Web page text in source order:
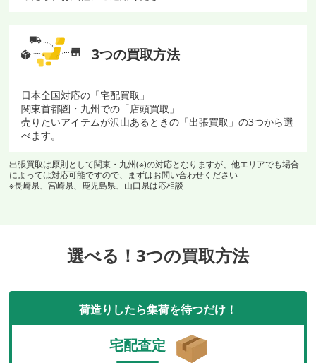
3つの買取方法
日本全国対応の「宅配買取」
関東首都圏・九州での「店頭買取」
売りたいアイテムが沢山あるときの「出張買取」の3つから選
べます。
出張買取は原則として関東・九州(※)の対応となりますが、他エリアでも場合
によっては対応可能ですので、まずはお問い合わせください
※長崎県、宮崎県、鹿児島県、山口県は応相談
選べる！3つの買取方法
荷造りしたら集荷を待つだけ！
宅配査定